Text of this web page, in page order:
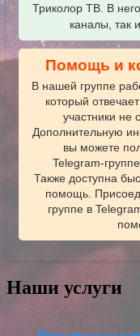
Триколор ТВ. В
каналы, так
Помощь и
В нашей группе
который
участники не
Дополнительную
вы можете
Telegram‑группе
Также доступна
помощь.
группе в
Наши услуги